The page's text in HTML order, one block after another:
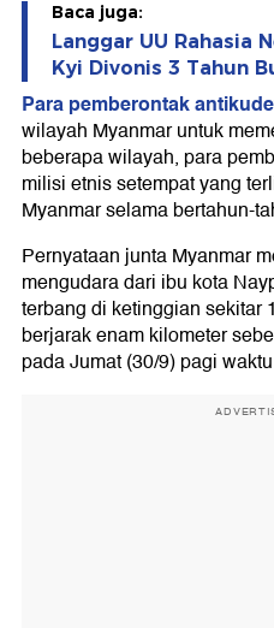
Baca juga:
Langgar UU Rahasia
Kyi Divonis 3 Tahun
Para pemberontak
wilayah Myanmar untuk
beberapa wilayah, para
milisi etnis setempat yang
Myanmar selama bertahun-
Pernyataan junta Myanmar
mengudara dari ibu kota
terbang di ketinggian sekitar
berjarak enam kilometer
pada Jumat (30/9) pagi